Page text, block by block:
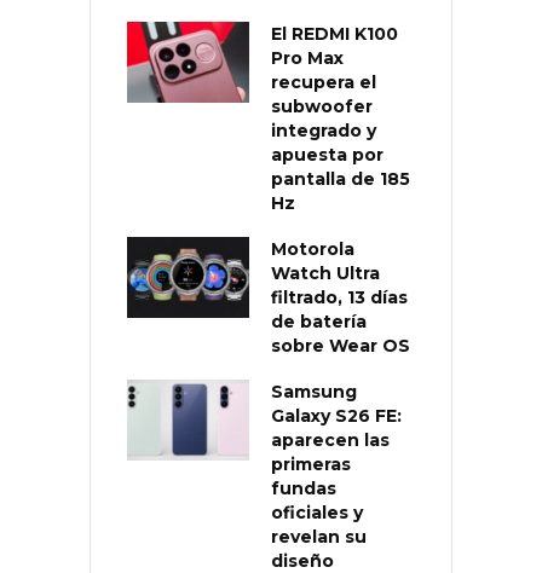
El REDMI K100
Pro Max
recupera el
subwoofer
integrado y
apuesta por
pantalla de 185
Hz
Motorola
Watch Ultra
filtrado, 13 días
de batería
sobre Wear OS
Samsung
Galaxy S26 FE:
aparecen las
primeras
fundas
oficiales y
revelan su
diseño